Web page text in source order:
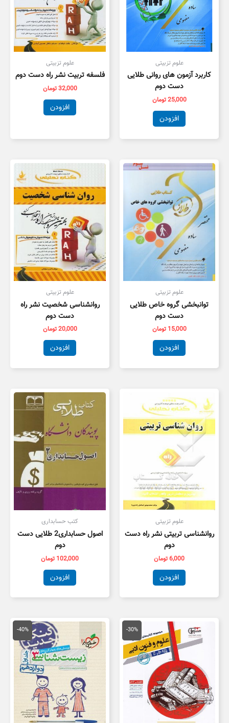
علوم تزبیتی
کاربرد آزمون های روانی طلایی
دست دوم
25,000تومان
افزودن
علوم تزبیتی
فلسفه تربیت نشر راه دست دوم
32,000تومان
افزودن
علوم تزبیتی
توانبخشی گروه خاص طلایی
دست دوم
15,000 تومان
افزودن
علوم تزبیتی
روانشناسی شخصیت نشر راه
دست دوم
20,000تومان
افزودن
علوم تزبیتی
روانشناسی تربیتی نشر راه دست
دوم
6,000تومان
افزودن
کتب حسابداری
اصول حسابداری2 طلایی دست
دوم
102,000 تومان
افزودن
-30%
قیمت
اصلی
59,000 تومان
بود.
قیمت
فعلی
است.
-40%
قیمت
اصلی
55,000 تومان
بود.
قیمت
فعلی
است.